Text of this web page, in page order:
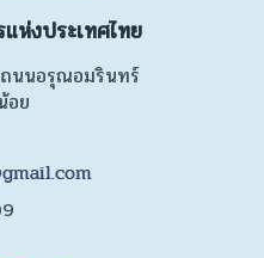
ห่งประเทศไทย
นนอรุณอมรินทร์
อย